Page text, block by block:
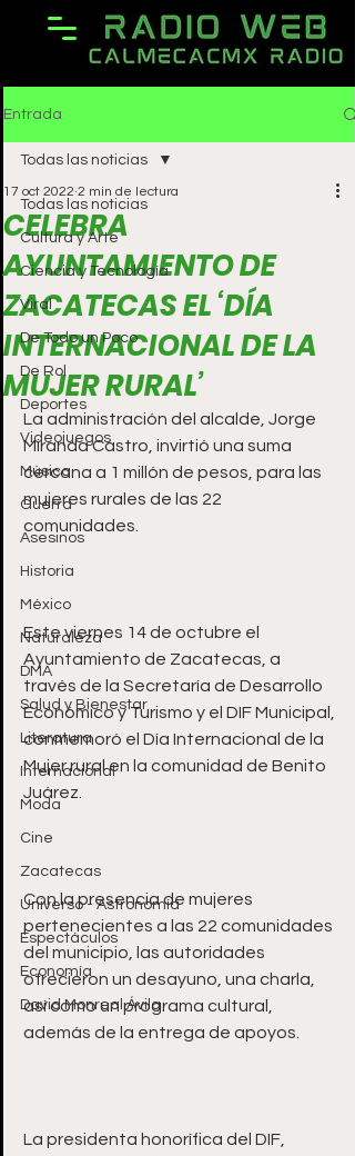
Entrada
Todas las noticias
Cultura y Arte
Ciencia y Tecnología
Viral
De Todo un Poco
De Rol
Deportes
Videojuegos
Música
Guerra
Asesinos
Historia
México
Naturaleza
DMA
Salud y Bienestar
Literatura
Internacional
Moda
Cine
Zacatecas
Universo - Astronomía
Espectáculos
Economía
David Monreal Ávila
Todas las noticias
CELEBRA
AYUNTAMIENTO DE
ZACATECAS EL ‘DÍA
INTERNACIONAL DE LA
MUJER RURAL’
17 oct 2022 2 min de lectura
La administración del alcalde, Jorge
Miranda Castro, invirtió una suma
cercana a 1 millón de pesos, para las
mujeres rurales de las 22
Este viernes 14 de octubre el
Ayuntamiento de Zacatecas, a
través de la Secretaría de Desarrollo
Económico y Turismo y el DIF Municipal,
conmemoró el Día Internacional de la
Mujer rural en la comunidad de Benito
Con la presencia de mujeres
pertenecientes a las 22 comunidades
del municipio, las autoridades
ofrecieron un desayuno, una charla,
así como un programa cultural,
La presidenta honorífica del DIF,